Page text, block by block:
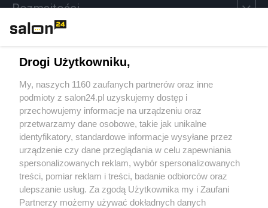
Rozmaitości
Sport
Społeczeństwo
Kultura
X Facebook Instagram Youtube
Drogi Użytkowniku,
My, naszych 1160 zaufanych partnerów oraz inne
podmioty z salon24.pl uzyskujemy dostęp i
przechowujemy informacje na urządzeniu oraz
przetwarzamy dane osobowe, takie jak unikalne
identyfikatory, standardowe informacje wysyłane przez
urządzenie czy dane przeglądania w celu zapewniania
spersonalizowanych reklam, wybór spersonalizowanych
treści, pomiar reklam i treści, badanie odbiorców oraz
ulepszanie usług. Za zgodą Użytkownika my i Zaufani
Partnerzy możemy używać dokładnych danych